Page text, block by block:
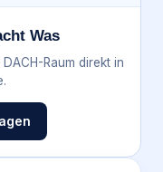
Was
Raum direkt in